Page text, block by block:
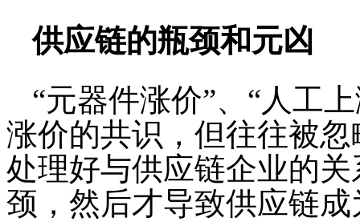
供应链的瓶颈和元凶
“元器件涨价”、“人工
涨价的共识，但往往被
处理好与供应链企业的
颈，然后才导致供应链